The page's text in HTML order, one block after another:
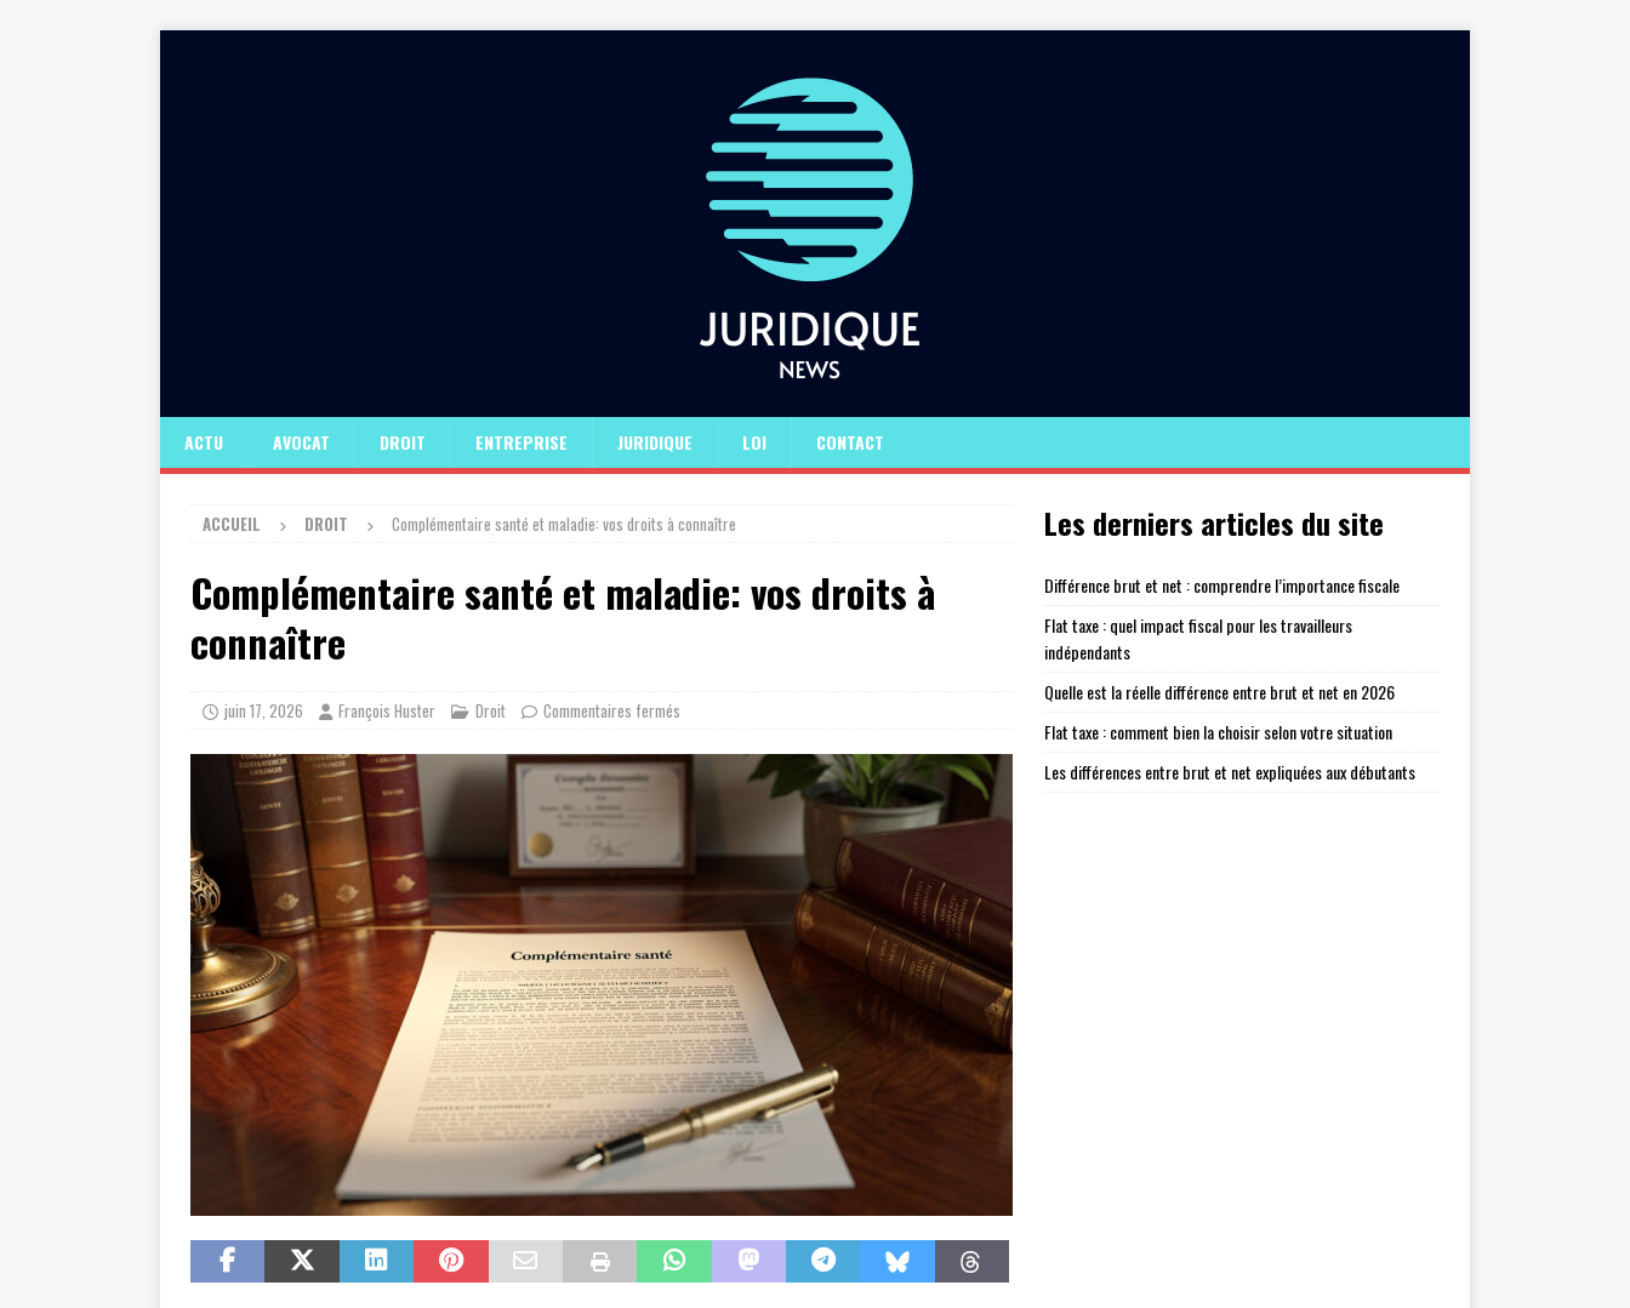
ACTU AVOCAT DROIT ENTREPRISE JURIDIQUE LOI CONTACT
ACCUEIL DROIT Complémentaire santé et maladie: vos droits à connaître
Complémentaire santé et maladie: vos droits à
connaître
juin 17, 2026 François Huster Droit Commentaires fermés
Les derniers articles du site
Différence brut et net : comprendre l’importance fiscale
Flat taxe : quel impact fiscal pour les travailleurs
indépendants
Quelle est la réelle différence entre brut et net en 2026
Flat taxe : comment bien la choisir selon votre situation
Les différences entre brut et net expliquées aux débutants